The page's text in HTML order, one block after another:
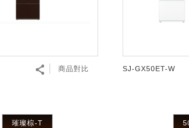
商品對比
璀璨棕-T
SJ-GX50ET-W